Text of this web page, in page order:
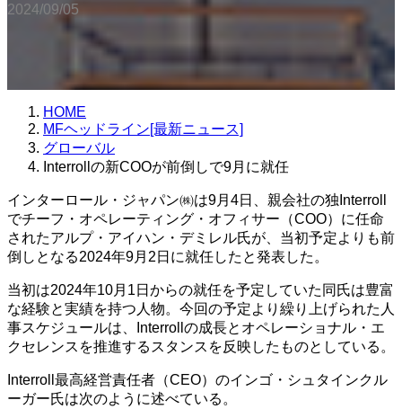
2024/09/05
HOME
MFヘッドライン[最新ニュース]
グローバル
Interrollの新COOが前倒しで9月に就任
インターロール・ジャパン㈱は9月4日、親会社の独Interroll
でチーフ・オペレーティング・オフィサー（COO）に任命
されたアルプ・アイハン・デミレル氏が、当初予定よりも前
倒しとなる2024年9月2日に就任したと発表した。
当初は2024年10月1日からの就任を予定していた同氏は豊富
な経験と実績を持つ人物。今回の予定より繰り上げられた人
事スケジュールは、Interrollの成長とオペレーショナル・エ
クセレンスを推進するスタンスを反映したものとしている。
Interroll最高経営責任者（CEO）のインゴ・シュタインクル
ーガー氏は次のように述べている。